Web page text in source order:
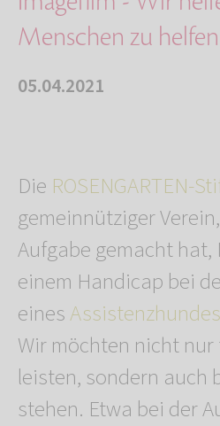
Menschen zu helfen
05.04.2021
Die ROSENGARTEN-
gemeinnütziger
Aufgabe gemacht
einem Handicap bei
einesAssistenzhundes
Wir möchten nicht
leisten, sondern auch
stehen. Etwa bei der